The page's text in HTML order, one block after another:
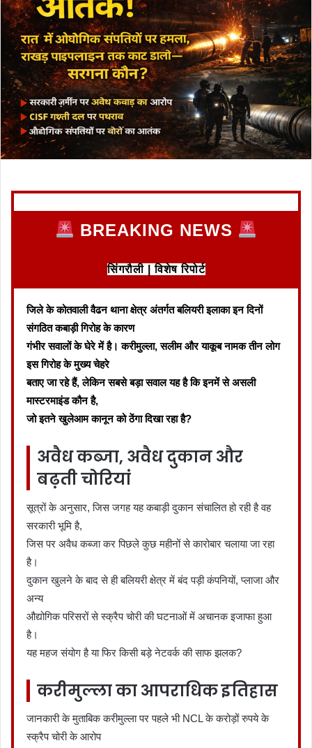
BREAKING NEWS
सिंगरौली | विशेष रिपोर्ट
जिले के कोतवाली वैढन थाना क्षेत्र अंतर्गत बलियरी इलाका इन दिनों
संगठित कबाड़ी गिरोह के कारण
गंभीर सवालों के घेरे में है। करीमुल्ला, सलीम और याकूब नामक तीन लोग
इस गिरोह के मुख्य चेहरे
बताए जा रहे हैं, लेकिन सबसे बड़ा सवाल यह है कि इनमें से असली
मास्टरमाइंड कौन है,
जो इतने खुलेआम कानून को ठेंगा दिखा रहा है?
अवैध कब्जा, अवैध दुकान और
बढ़ती चोरियां
सूत्रों के अनुसार, जिस जगह यह कबाड़ी दुकान संचालित हो रही है वह
सरकारी भूमि है,
जिस पर अवैध कब्जा कर पिछले कुछ महीनों से कारोबार चलाया जा रहा
है।
दुकान खुलने के बाद से ही बलियरी क्षेत्र में बंद पड़ी कंपनियों, प्लाजा और
अन्य
औद्योगिक परिसरों से स्क्रैप चोरी की घटनाओं में अचानक इजाफा हुआ
है।
यह महज संयोग है या फिर किसी बड़े नेटवर्क की साफ झलक?
करीमुल्ला का आपराधिक इतिहास
जानकारी के मुताबिक करीमुल्ला पर पहले भी NCL के करोड़ों रुपये के
स्क्रैप चोरी के आरोप